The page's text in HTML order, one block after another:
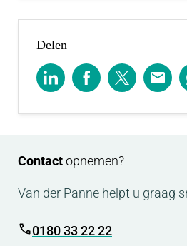
Delen
Contactopnemen?
Van der Panne helpt u graag
0180 33 22 22